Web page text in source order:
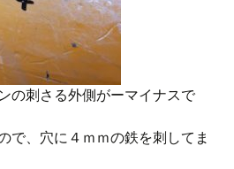
の刺さる外側がーマイナスで
で、穴に４ｍｍの鉄を刺してま